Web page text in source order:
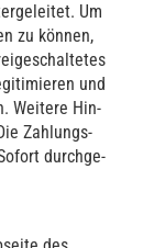
Um
zu kön­nen,
und
Wei­te­re Hin­
Zah­lungs­
durch­ge­